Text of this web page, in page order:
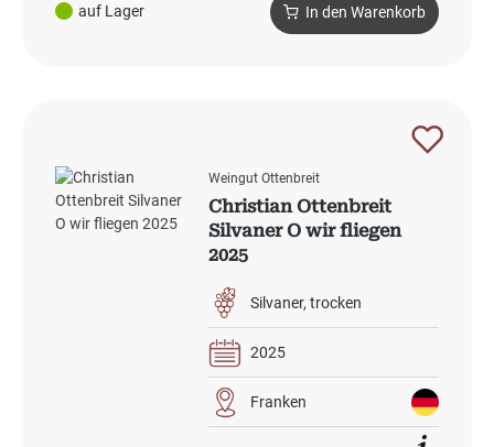
auf Lager In den Warenkorb
Weingut Ottenbreit
Christian Ottenbreit
Silvaner O wir fliegen
2025
Silvaner trocken
2025
Franken